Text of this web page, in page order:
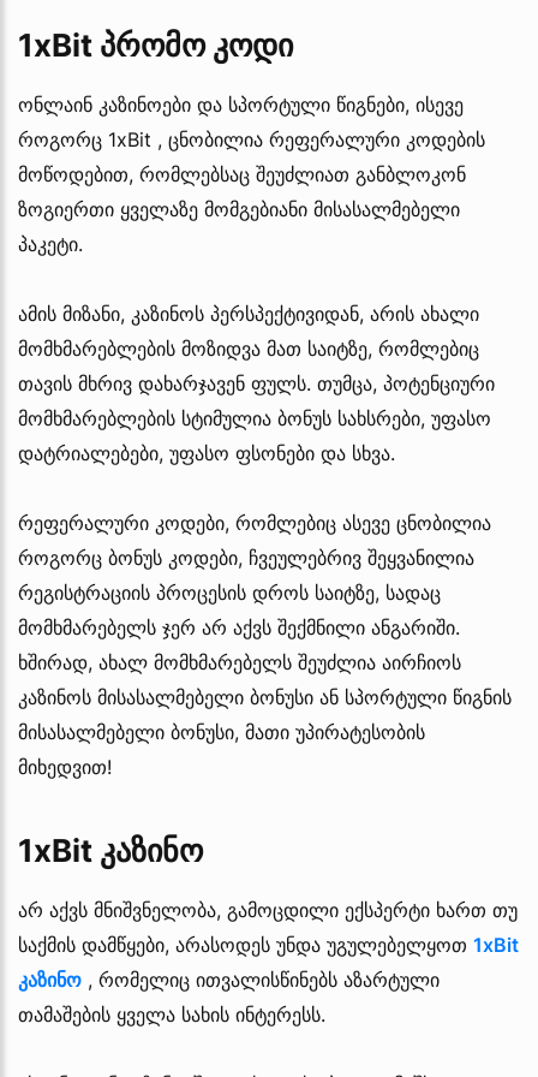
1xBit პრომო კოდი
ონლაინ კაზინოები და სპორტული წიგნები, ისევე
როგორც 1xBit , ცნობილია რეფერალური კოდების
მოწოდებით, რომლებსაც შეუძლიათ განბლოკონ
ზოგიერთი ყველაზე მომგებიანი მისასალმებელი
პაკეტი.
ამის მიზანი, კაზინოს პერსპექტივიდან, არის ახალი
მომხმარებლების მოზიდვა მათ საიტზე, რომლებიც
თავის მხრივ დახარჯავენ ფულს. თუმცა, პოტენციური
მომხმარებლების სტიმულია ბონუს სახსრები, უფასო
დატრიალებები, უფასო ფსონები და სხვა.
რეფერალური კოდები, რომლებიც ასევე ცნობილია
როგორც ბონუს კოდები, ჩვეულებრივ შეყვანილია
რეგისტრაციის პროცესის დროს საიტზე, სადაც
მომხმარებელს ჯერ არ აქვს შექმნილი ანგარიში.
ხშირად, ახალ მომხმარებელს შეუძლია აირჩიოს
კაზინოს მისასალმებელი ბონუსი ან სპორტული წიგნის
მისასალმებელი ბონუსი, მათი უპირატესობის
მიხედვით!
1xBit კაზინო
არ აქვს მნიშვნელობა, გამოცდილი ექსპერტი ხართ თუ
საქმის დამწყები, არასოდეს უნდა უგულებელყოთ 1xBit
კაზინო , რომელიც ითვალისწინებს აზარტული
თამაშების ყველა სახის ინტერესს.